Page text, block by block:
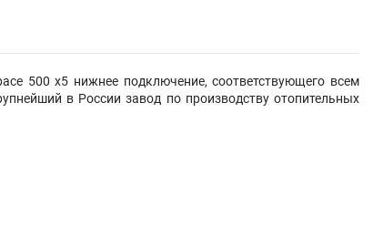
500 х5 нижнее подключение, соответствующего всем
в России завод по производству отопительных